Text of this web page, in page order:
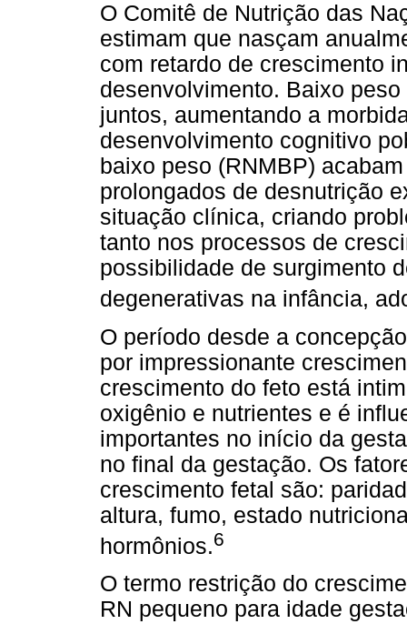
O Comitê de Nutrição das
estimam que nasçam
com retardo de crescimento
desenvolvimento. Baixo
juntos, aumentando a
desenvolvimento cognitivo
baixo peso (RNMBP)
prolongados de desnutrição
situação clínica, criando
tanto nos processos de
possibilidade de surgimento
degenerativas na infância,
O período desde a
por impressionante
crescimento do feto está
oxigênio e nutrientes e é
importantes no início da
no final da gestação. Os
crescimento fetal são:
altura, fumo, estado
hormônios.6
O termo restrição do
RN pequeno para idade